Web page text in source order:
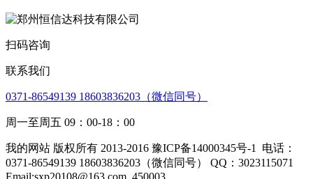
扫码咨询
联系我们
0371-86549139 18603836203（微信同号）
周一至周五 09：00-18：00
我的网站 版权所有 2013-2016 豫ICP备14000345号-1
电话：
0371-86549139 18603836203（微信同号） QQ：3023115071